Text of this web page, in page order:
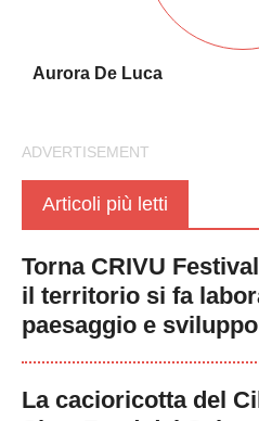
Aurora De Luca
Articoli più letti
Torna CRIVU
il territorio si fa
paesaggio e sviluppo
La cacioricotta del